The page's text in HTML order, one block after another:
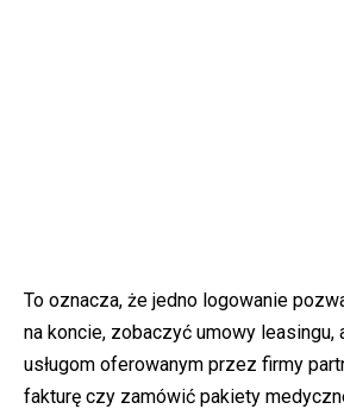
To oznacza, że jedno logowanie
na koncie, zobaczyć umowy leasingu,
usługom oferowanym przez firmy
fakturę czy zamówić pakiety